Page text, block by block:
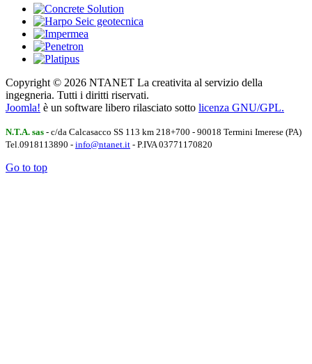
Copyright © 2026 NTANET La creativita al servizio della
ingegneria. Tutti i diritti riservati.
Joomla! è un software libero rilasciato sotto licenza GNU/GPL.
N.T.A. sas - c/da Calcasacco SS 113 km 218+700 - 90018 Termini Imerese (PA)
Tel.0918113890 - info@ntanet.it - P.IVA 03771170820
Go to top